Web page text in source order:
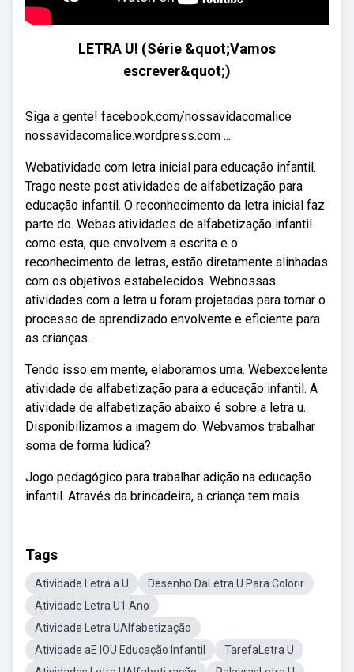
LETRA U! (Série &quot;Vamos
escrever&quot;)
Siga a gente! facebook.com/nossavidacomalice
nossavidacomalice.wordpress.com ...
Webatividade com letra inicial para educação infantil.
Trago neste post atividades de alfabetização para
educação infantil. O reconhecimento da letra inicial faz
parte do. Webas atividades de alfabetização infantil
como esta, que envolvem a escrita e o
reconhecimento de letras, estão diretamente alinhadas
com os objetivos estabelecidos. Webnossas
atividades com a letra u foram projetadas para tornar o
processo de aprendizado envolvente e eficiente para
as crianças.
Tendo isso em mente, elaboramos uma. Webexcelente
atividade de alfabetização para a educação infantil. A
atividade de alfabetização abaixo é sobre a letra u.
Disponibilizamos a imagem do. Webvamos trabalhar
soma de forma lúdica?
Jogo pedagógico para trabalhar adição na educação
infantil. Através da brincadeira, a criança tem mais.
Tags
Atividade Letra a U
Desenho DaLetra U Para Colorir
Atividade Letra U1 Ano
Atividade Letra UAlfabetização
Atividade aE IOU Educação Infantil
TarefaLetra U